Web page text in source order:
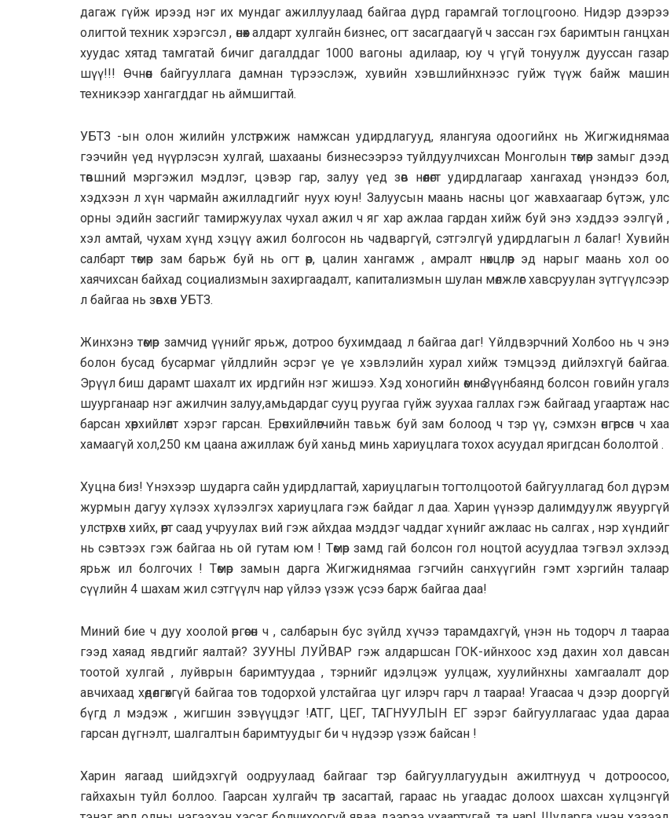
дагаж гүйж ирээд нэг их мундаг ажиллуулаад байгаа дүрд гарамгай тоглоцгооно. Нидэр дээрээ
олигтой техник хэрэгсэл , өнөөх алдарт хулгайн бизнес, огт засагдаагүй ч зассан гэх баримтын ганцхан
хуудас хятад тамгатай бичиг дагалддаг 1000 вагоны адилаар, юу ч үгүй тонуулж дууссан газар
шүү!!! Өчнөөн байгууллага дамнан түрээслэж, хувийн хэвшлийнхнээс гуйж түүж байж машин
техникээр хангагддаг нь аймшигтай.
УБТЗ -ын олон жилийн улстөржиж намжсан удирдлагууд, ялангуяа одоогийнх нь Жигжиднямаа
гээчийн үед нүүрлэсэн хулгай, шахааны бизнесээрээ туйлдуулчихсан Монголын төмөр замыг дээд
төвшний мэргэжил мэдлэг, цэвэр гар, залуу үед зөв нөөлөгт удирдлагаар хангахад үнэндээ бол,
хэдхээн л хүн чармайн ажилладгийг нуух юун! Залуусын маань насны цог жавхаагаар бүтэж, улс
орны эдийн засгийг тамиржуулах чухал ажил ч яг хар ажлаа гардан хийж буй энэ хэддээ ээлгүй ,
хэл амтай, чухам хүнд хэцүү ажил болгосон нь чадваргүй, сэтгэлгүй удирдлагын л балаг! Хувийн
салбарт төмөр зам барьж буй нь огт өөр, цалин хангамж , амралт нөхцлөөр эд нарыг маань хол оо
хаячихсан байхад социализмын захиргаадалт, капитализмын шулан мөлжлөг хавсруулан зүтгүүлсээр
л байгаа нь зөвхөн УБТЗ.
Жинхэнэ төмөр замчид үүнийг ярьж, дотроо бухимдаад л байгаа даг! Үйлдвэрчний Холбоо нь ч энэ
болон бусад бусармаг үйлдлийн эсрэг үе үе хэвлэлийн хурал хийж тэмцээд дийлэхгүй байгаа.
Эрүүл биш дарамт шахалт их ирдгийн нэг жишээ. Хэд хоногийн өмнө Зүүнбаянд болсон говийн угалз
шуурганаар нэг ажилчин залуу,амьдардаг сууц руугаа гүйж зуухаа галлах гэж байгаад угаартаж нас
барсан хөөрхийлөлт хэрэг гарсан. Ерөнхийлөгчийн тавьж буй зам болоод ч тэр үү, сэмхэн өнгөрсөн ч хаа
хамаагүй хол,250 км цаана ажиллаж буй ханьд минь хариуцлага тохох асуудал яригдсан бололтой .
Хуцна биз! Үнэхээр шударга сайн удирдлагтай, хариуцлагын тогтолцоотой байгууллагад бол дүрэм
журмын дагуу хүлээх хүлээлгэх хариуцлага гэж байдаг л даа. Харин үүнээр далимдуулж явуургүй
улстөрхөн хийх, өөрт саад учруулах вий гэж айхдаа мэддэг чаддаг хүнийг ажлаас нь салгах , нэр хүндийг
нь сэвтээх гэж байгаа нь ой гутам юм ! Төмөр замд гай болсон гол ноцтой асуудлаа тэгвэл эхлээд
ярьж ил болгочих ! Төмөр замын дарга Жигжиднямаа гэгчийн санхүүгийн гэмт хэргийн талаар
сүүлийн 4 шахам жил сэтгүүлч нар үйлээ үзэж үсээ барж байгаа даа!
Миний бие ч дуу хоолой өргөсөн ч , салбарын бус зүйлд хүчээ тарамдахгүй, үнэн нь тодорч л таараа
гээд хаяад явдгийг яалтай? ЗУУНЫ ЛУЙВАР гэж алдаршсан ГОК-ийнхоос хэд дахин хол давсан
тоотой хулгай , луйврын баримтуудаа , тэрнийг идэлцэж уулцаж, хуулийнхны хамгаалалт дор
авчихаад хөдөлгөхгүй байгаа тов тодорхой улстайгаа цуг илэрч гарч л таараа! Угаасаа ч дээр дооргүй
бүгд л мэдэж , жигшин зэвүүцдэг !АТГ, ЦЕГ, ТАГНУУЛЫН ЕГ зэрэг байгууллагаас удаа дараа
гарсан дүгнэлт, шалгалтын баримтуудыг би ч нүдээр үзэж байсан !
Харин яагаад шийдэхгүй оодруулаад байгааг тэр байгууллагуудын ажилтнууд ч дотроосоо,
гайхахын туйл боллоо. Гаарсан хулгайч төр засагтай, гараас нь угаадас долоох шахсан хүлцэнгүй